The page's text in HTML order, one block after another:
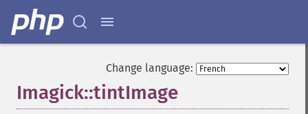
Change language:
Imagick::tintImage
getHomeURL
getImage
getImageAlphaChannel
getImageBackgroundColor
getImageBlob
getImageBluePrimary